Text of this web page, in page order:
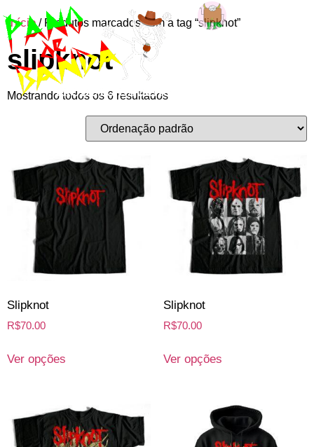
Início/ Produtos marcados com a tag “slipknot”
slipknot
Mostrando todos os 6 resultados
Slipknot
R$70.00
Ver opções
Slipknot
R$70.00
Ver opções